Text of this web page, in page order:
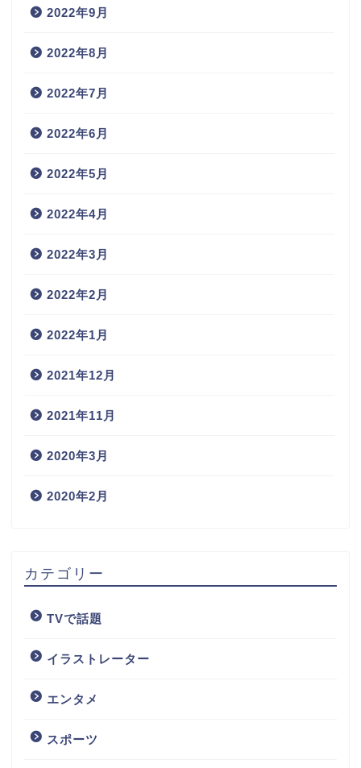
2022年9月
2022年8月
2022年7月
2022年6月
2022年5月
2022年4月
2022年3月
2022年2月
2022年1月
2021年12月
2021年11月
2020年3月
2020年2月
カテゴリー
TVで話題
イラストレーター
エンタメ
スポーツ